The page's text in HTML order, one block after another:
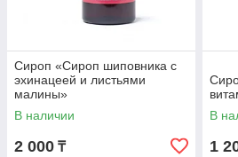
Сироп «Сироп шиповника с
эхинацеей и листьями
малины»
В наличии
2 000 ₸
В
1